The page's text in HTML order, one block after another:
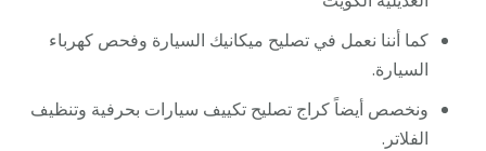
كما أننا نعمل في تصليح ميكانيك السيارة وفحص كهرباء
السيارة.
ونخصص أيضاً كراج تصليح تكييف سيارات بحرفية وتنظيف
الفلاتر.